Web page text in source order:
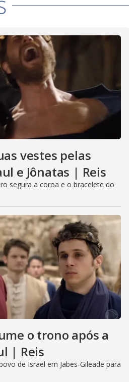
e
o
vestes pelas
e Jônatas | Reis
segura a coroa e o bracelete do
o trono após a
| Reis
de Israel em Jabes-Gileade para